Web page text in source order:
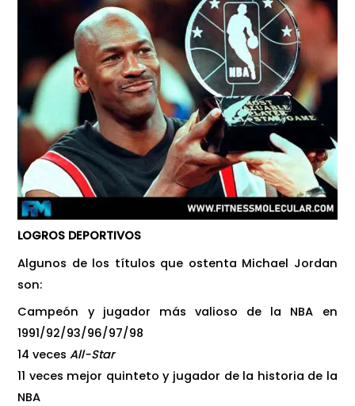
LOGROS DEPORTIVOS
Algunos de los títulos que ostenta Michael Jordan
son:
Campeón y jugador más valioso de la NBA en
1991/92/93/96/97/98
14 vecesAll-Star
11 veces mejor quinteto y jugador de la historia de la
NBA